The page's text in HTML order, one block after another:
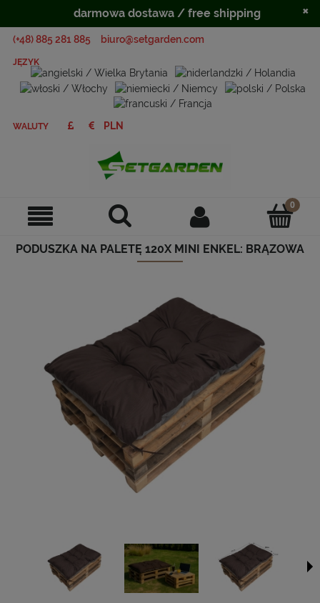
(+48) 885 281 885 biuro@setgarden.com
JĘZYK
WALUTY
PODUSZKA NA PALETĘ 120X MINI ENKEL: BRĄZOWA
darmowa dostawa / free shipping ×